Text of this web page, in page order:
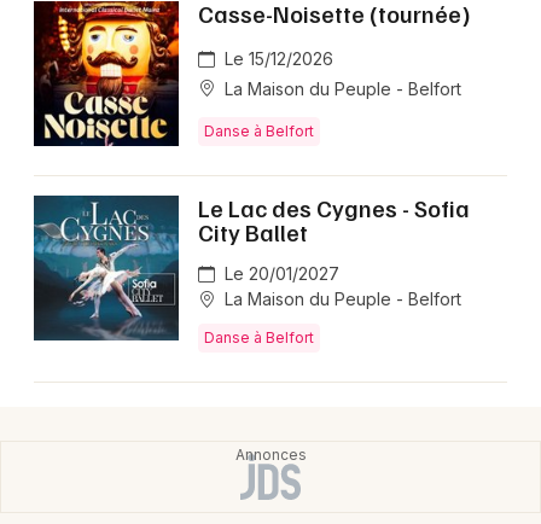
Casse-Noisette (tournée)
Le 15/12/2026
La Maison du Peuple - Belfort
Danse à Belfort
Le Lac des Cygnes - Sofia
City Ballet
Le 20/01/2027
La Maison du Peuple - Belfort
Danse à Belfort